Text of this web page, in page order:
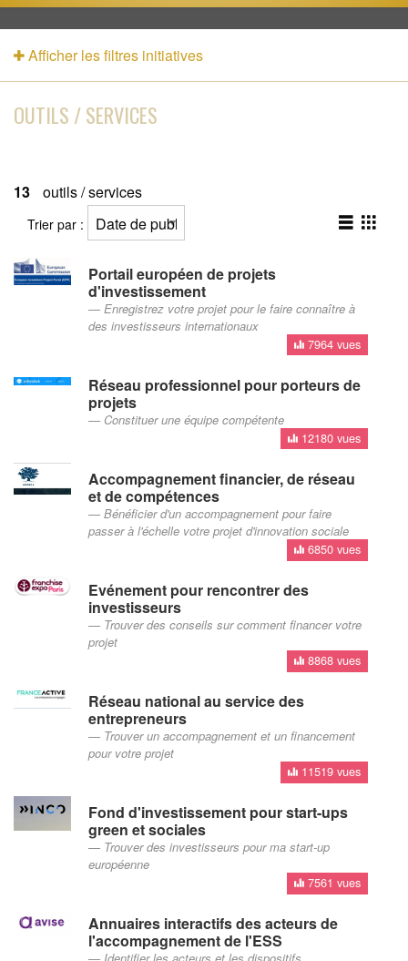
Afficher les filtres initiatives
OUTILS / SERVICES
13 outils / services
Trier par :
Portail européen de projets
d'investissement
Enregistrez votre projet pour le faire connaître à
des investisseurs internationaux
7964 vues
Réseau professionnel pour porteurs de
projets
Constituer une équipe compétente
12180 vues
Accompagnement financier, de réseau
et de compétences
Bénéficier d'un accompagnement pour faire
passer à l'échelle votre projet d'innovation sociale
6850 vues
Evénement pour rencontrer des
investisseurs
Trouver des conseils sur comment financer votre
projet
8868 vues
Réseau national au service des
entrepreneurs
Trouver un accompagnement et un financement
pour votre projet
11519 vues
Fond d'investissement pour start-ups
green et sociales
Trouver des investisseurs pour ma start-up
européenne
7561 vues
Annuaires interactifs des acteurs de
l'accompagnement de l'ESS